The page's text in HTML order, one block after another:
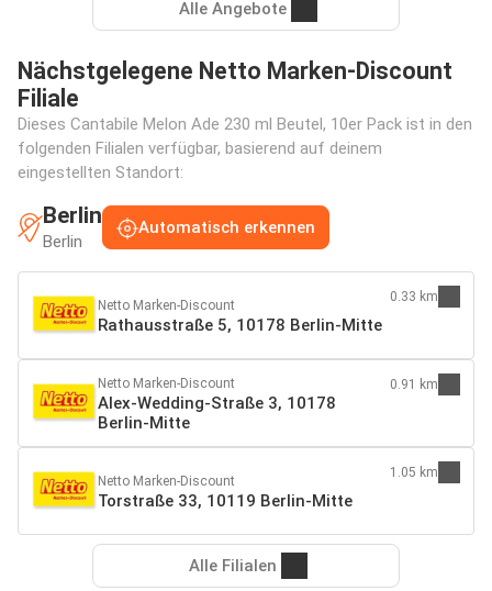
Alle Angebote
Nächstgelegene Netto Marken-Discount
Filiale
Dieses Cantabile Melon Ade 230 ml Beutel, 10er Pack ist in den
folgenden Filialen verfügbar, basierend auf deinem
eingestellten Standort:
Berlin
Berlin
Automatisch erkennen
Netto Marken-Discount
Rathausstraße 5, 10178 Berlin-Mitte
0.33 km
Netto Marken-Discount
Alex-Wedding-Straße 3, 10178
Berlin-Mitte
0.91 km
Netto Marken-Discount
Torstraße 33, 10119 Berlin-Mitte
1.05 km
Alle Filialen